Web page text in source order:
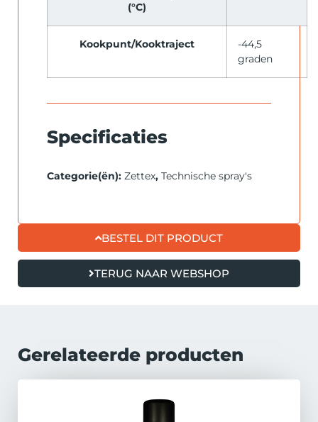
(°C)
Kookpunt/Kooktraject
-44,5
graden
Specificaties
Categorie(ën): Zettex, Technische spray's
BESTEL DIT PRODUCT
TERUG NAAR WEBSHOP
Gerelateerde producten